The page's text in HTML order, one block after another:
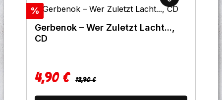
Rabatt
%
Gerbenok ‎– Wer Zuletzt Lacht...,
CD
Verkaufspreis:
4,90 € Regulärer Preis:
12,90 €